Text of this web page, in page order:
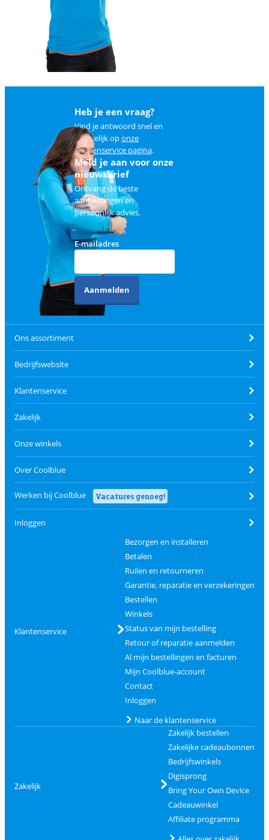
Heb je een vraag?
Vind je antwoord snel en
makkelijk oponze
klantenservice pagina.
Meld je aan voor onze
nieuwsbrief
Ontvang de beste
aanbiedingen en
persoonlijk advies.
E-mailadres
Aanmelden
Ons assortiment
Bedrijfswebsite
Klantenservice
Zakelijk
Onze winkels
Over Coolblue
Werken bij Coolblue Vacatures genoeg!
Inloggen
Klantenservice
Bezorgen en installeren
Betalen
Ruilen en retourneren
Garantie, reparatie en verzekeringen
Bestellen
Winkels
Status van mijn bestelling
Retour of reparatie aanmelden
Al mijn bestellingen en facturen
Mijn Coolblue-account
Contact
Inloggen
Naar de klantenservice
Zakelijk
Zakelijk bestellen
Zakelijke cadeaubonnen
Bedrijfswinkels
Digisprong
Bring Your Own Device
Cadeauwinkel
Affiliate programma